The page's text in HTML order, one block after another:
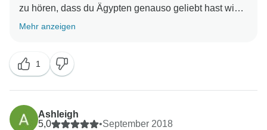
zu hören, dass du Ägypten genauso geliebt hast wie
Mehr anzeigen
1
Ashleigh
5,0
•September 2018